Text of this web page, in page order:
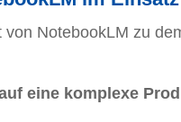
NotebookLM zu
eine komplexe